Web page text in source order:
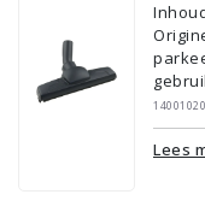
|
Lees